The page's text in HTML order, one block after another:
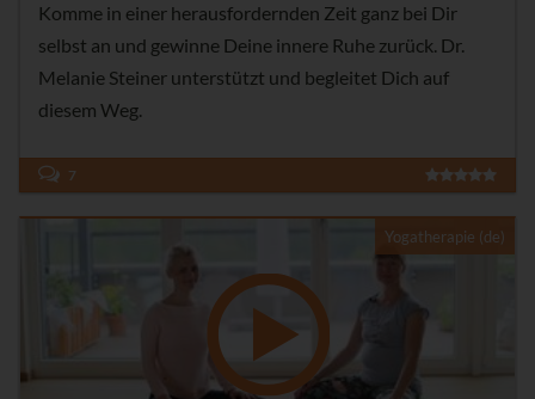
Komme in einer herausfordernden Zeit ganz bei Dir
selbst an und gewinne Deine innere Ruhe zurück. Dr.
Melanie Steiner unterstützt und begleitet Dich auf
diesem Weg.
7
Yogatherapie (de)